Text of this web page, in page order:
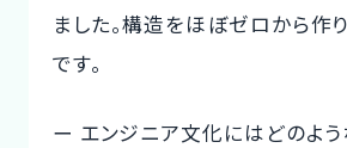
ました。構造をほぼゼロから作
です。
ー エンジニア文化にはどのよ